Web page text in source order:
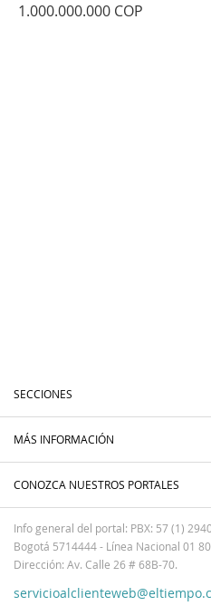
1.000.000.000 COP
SECCIONES
MÁS INFORMACIÓN
CONOZCA NUESTROS PORTALES
Info general del portal: PBX: 57 (1)
Bogotá 5714444 - Línea Nacional 01
Dirección: Av. Calle 26 # 68B-70.